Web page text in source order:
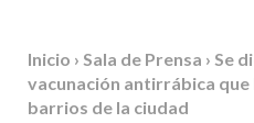
Inicio › Sala de Prensa › Se
vacunación antirrábica
barrios de la ciudad